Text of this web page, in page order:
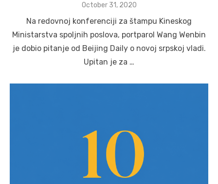
Posted
October 31, 2020
Na redovnoj konferenciji za štampu Kineskog
Ministarstva spoljnih poslova, portparol Wang Wenbin
je dobio pitanje od Beijing Daily o novoj srpskoj vladi.
Upitan je za …